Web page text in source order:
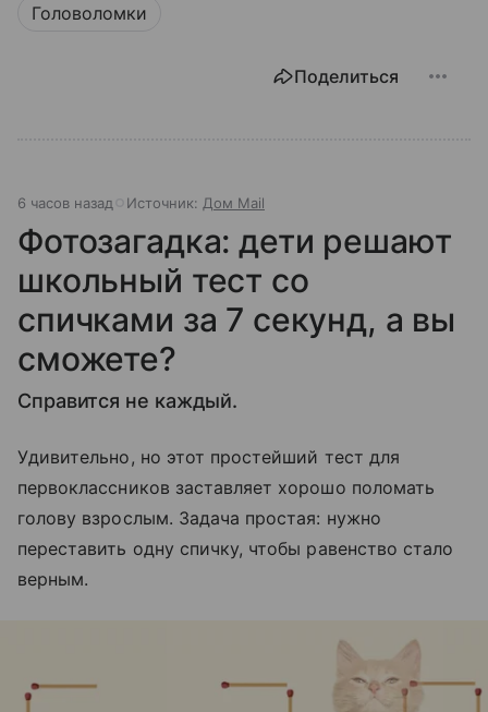
Головоломки
Поделиться
6 часов назад Источник: Дом Mail
Фотозагадка: дети решают
школьный тест со
спичками за 7 секунд, а вы
сможете?
Справится не каждый.
Удивительно, но этот простейший тест для
первоклассников заставляет хорошо поломать
голову взрослым. Задача простая: нужно
переставить одну спичку, чтобы равенство стало
верным.